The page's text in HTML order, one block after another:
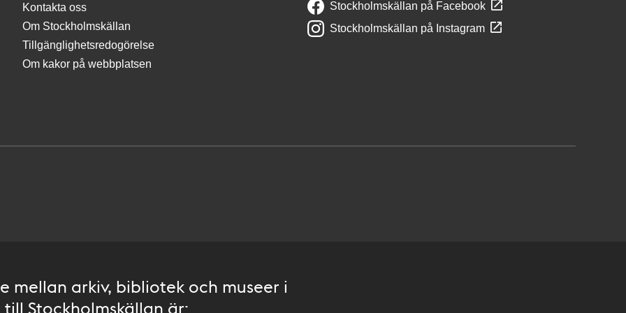
Kontakta oss
Om Stockholmskällan
Tillgänglighetsredogörelse
Om kakor på webbplatsen
Stockholmskällan på Facebook
Stockholmskällan på Instagram
mellan arkiv, bibliotek och museer i
Stockholmskällan är: